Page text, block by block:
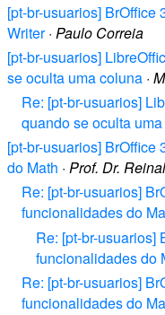
[pt-br-usuarios]
Writer· Paulo Correia
[pt-br-usuarios]
se oculta uma coluna ·
Re: [pt-br-usuarios]
quando se oculta
[pt-br-usuarios]
do Math · Prof. Dr.
Re: [pt-br-usuarios]
funcionalidades do
Re: [pt-br-usuarios]
funcionalidades do
Re: [pt-br-usuarios]
funcionalidades do